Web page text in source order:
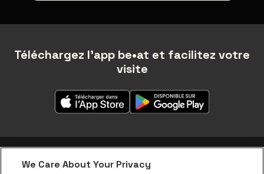
Téléchargez l'app be•at et facilitez votre
visite
We Care About Your Privacy